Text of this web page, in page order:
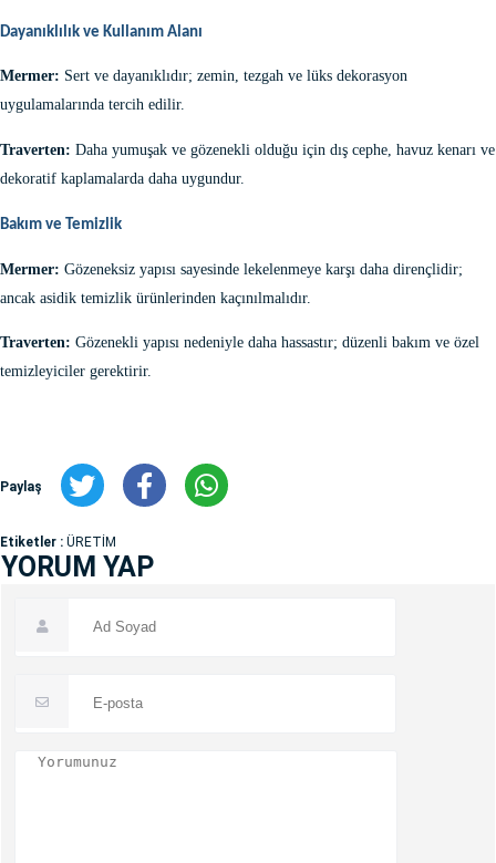
Dayanıklılık ve Kullanım Alanı
Mermer: Sert ve dayanıklıdır; zemin, tezgah ve lüks dekorasyon
uygulamalarında tercih edilir.
Traverten: Daha yumuşak ve gözenekli olduğu için dış cephe, havuz kenarı ve
dekoratif kaplamalarda daha uygundur.
Bakım ve Temizlik
Mermer: Gözeneksiz yapısı sayesinde lekelenmeye karşı daha dirençlidir;
ancak asidik temizlik ürünlerinden kaçınılmalıdır.
Traverten: Gözenekli yapısı nedeniyle daha hassastır; düzenli bakım ve özel
temizleyiciler gerektirir.
Paylaş
Etiketler : ÜRETİM
YORUM YAP